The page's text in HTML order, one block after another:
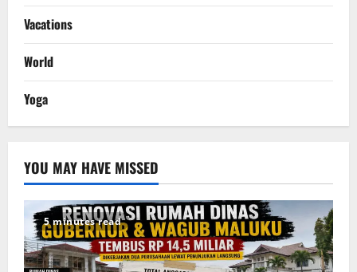
Vacations
World
Yoga
YOU MAY HAVE MISSED
5 minutes read